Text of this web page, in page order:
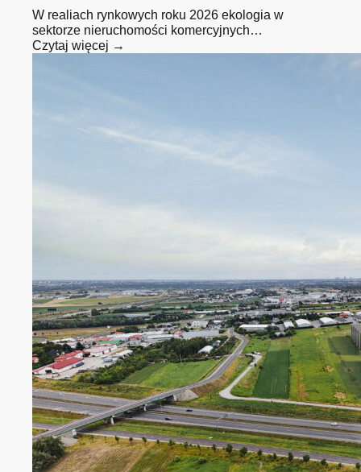
W realiach rynkowych roku 2026 ekologia w
sektorze nieruchomości komercyjnych…
Czytaj więcej →